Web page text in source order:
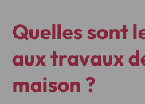
Quelles sont
aux travaux
maison ?